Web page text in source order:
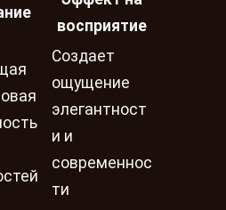
восприятие
Создает
ощущение
элегантност
и и
современнос
ти